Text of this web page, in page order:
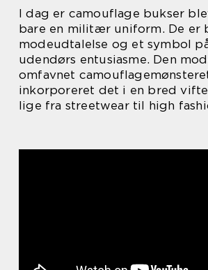
I dag er camouflage bukser
bare en militær uniform. De er
modeudtalelse og et symbol
udendørs entusiasme. Den
omfavnet
inkorporeret det i en bred
lige fra streetwear til high